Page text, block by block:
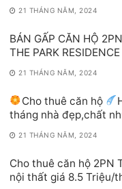
21 THÁNG NĂM, 2024
BÁN GẤP CĂN HỘ
THE PARK
21 THÁNG NĂM, 2024
Cho thuê căn hộ
tháng nhà đẹp,chất
21 THÁNG NĂM, 2024
Cho thuê căn hộ 2PN
nội thất giá 8.5 Triệu/